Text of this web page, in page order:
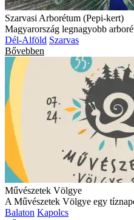
Szarvasi Arborétum (Pepi-kert)
Magyarország legnagyobb
Dél-Alföld Szarvas
Bővebben
Művészetek Völgye
A Művészetek Völgye egy
Balaton Kapolcs